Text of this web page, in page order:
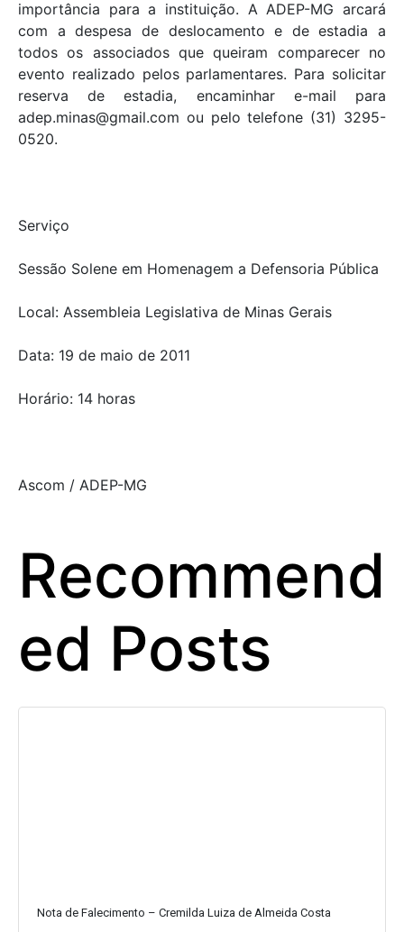
importância para a instituição. A ADEP-MG arcará
com a despesa de deslocamento e de estadia a
todos os associados que queiram comparecer no
evento realizado pelos parlamentares. Para solicitar
reserva de estadia, encaminhar e-mail para
adep.minas@gmail.com ou pelo telefone (31) 3295-
0520.
Serviço
Sessão Solene em Homenagem a Defensoria Pública
Local: Assembleia Legislativa de Minas Gerais
Data: 19 de maio de 2011
Horário: 14 horas
Ascom / ADEP-MG
Recommend
ed Posts
Nota de Falecimento – Cremilda Luiza de Almeida Costa